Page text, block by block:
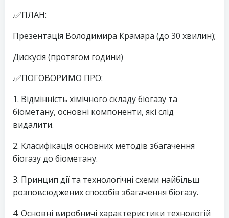
.✅ПЛАН:
Презентація Володимира Крамара (до 30 хвилин);
Дискусія (протягом години)
.✅ПОГОВОРИМО ПРО:
1. Відмінність хімічного складу біогазу та
біометану, основні компоненти, які слід
видалити.
2. Класифікація основних методів збагачення
біогазу до біометану.
3. Принцип дії та технологічні схеми найбільш
розповсюджених способів збагачення біогазу.
4. Основні виробничі характеристики технологій